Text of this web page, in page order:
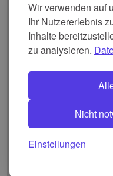
Wir verwenden auf
Ihr Nutzererlebnis
Inhalte
zu analysieren.
Nicht
Einstellungen